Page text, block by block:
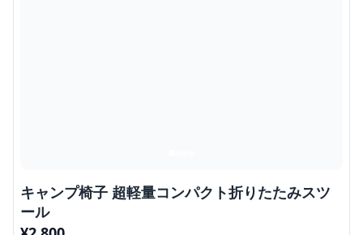
キャンプ椅子 超軽量コンパクト折りたたみスツ
ール